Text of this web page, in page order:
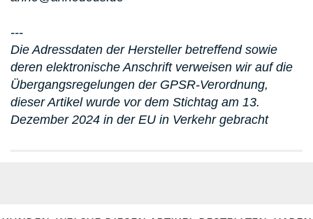
---
Die Adressdaten der Hersteller betreffend sowie
deren elektronische Anschrift verweisen wir auf die
Übergangsregelungen der GPSR-Verordnung,
dieser Artikel wurde vor dem Stichtag am 13.
Dezember 2024 in der EU in Verkehr gebracht